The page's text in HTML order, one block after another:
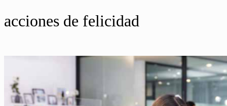
acciones de felicidad